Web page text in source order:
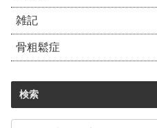
雑記
骨粗鬆症
検索